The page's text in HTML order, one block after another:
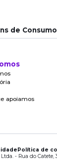
de Consumo
apoiamos
Política de
- Rua do Catete,